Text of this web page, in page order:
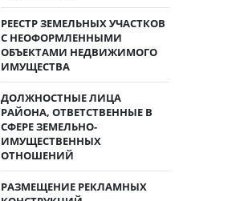
РЕЕСТР ЗЕМЕЛЬНЫХ УЧАСТКОВ
С НЕОФОРМЛЕННЫМИ
ОБЪЕКТАМИ НЕДВИЖИМОГО
ИМУЩЕСТВА
ДОЛЖНОСТНЫЕ ЛИЦА
РАЙОНА, ОТВЕТСТВЕННЫЕ В
СФЕРЕ ЗЕМЕЛЬНО-
ИМУЩЕСТВЕННЫХ
ОТНОШЕНИЙ
РАЗМЕЩЕНИЕ РЕКЛАМНЫХ